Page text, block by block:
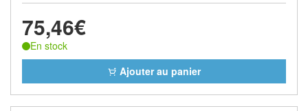
75,46€
En stock
Ajouter au panier